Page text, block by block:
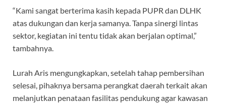
“Kami sangat berterima kasih kepada PUPR dan DLHK
atas dukungan dan kerja samanya. Tanpa sinergi lintas
sektor, kegiatan ini tentu tidak akan berjalan optimal,”
tambahnya.
Lurah Aris mengungkapkan, setelah tahap pembersihan
selesai, pihaknya bersama perangkat daerah terkait akan
melanjutkan penataan fasilitas pendukung agar kawasan